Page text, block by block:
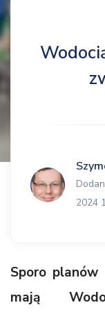
2024
Sporo planów
mają